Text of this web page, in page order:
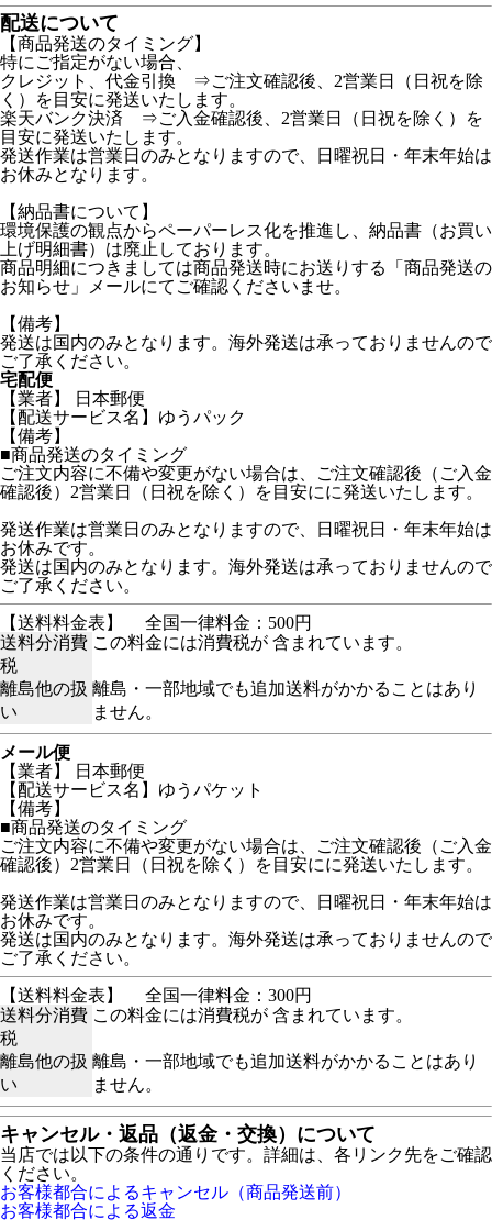
配送について
【商品発送のタイミング】
特にご指定がない場合、
クレジット、代金引換 ⇒ご注文確認後、2営業日（日祝を除
く）を目安に発送いたします。
楽天バンク決済 ⇒ご入金確認後、2営業日（日祝を除く）を
目安に発送いたします。
発送作業は営業日のみとなりますので、日曜祝日・年末年始は
お休みとなります。
【納品書について】
環境保護の観点からペーパーレス化を推進し、納品書（お買い
上げ明細書）は廃止しております。
商品明細につきましては商品発送時にお送りする「商品発送の
お知らせ」メールにてご確認くださいませ。
【備考】
発送は国内のみとなります。海外発送は承っておりませんので
ご了承ください。
宅配便
【業者】 日本郵便
【配送サービス名】ゆうパック
【備考】
■商品発送のタイミング
ご注文内容に不備や変更がない場合は、ご注文確認後（ご入金
確認後）2営業日（日祝を除く）を目安にに発送いたします。
発送作業は営業日のみとなりますので、日曜祝日・年末年始は
お休みです。
発送は国内のみとなります。海外発送は承っておりませんので
ご了承ください。
【送料料金表】
全国一律料金：500円
送料分消費
税
この料金には消費税が 含まれています。
離島他の扱
い
離島・一部地域でも追加送料がかかることはあり
ません。
メール便
【業者】 日本郵便
【配送サービス名】ゆうパケット
【備考】
■商品発送のタイミング
ご注文内容に不備や変更がない場合は、ご注文確認後（ご入金
確認後）2営業日（日祝を除く）を目安にに発送いたします。
発送作業は営業日のみとなりますので、日曜祝日・年末年始は
お休みです。
発送は国内のみとなります。海外発送は承っておりませんので
ご了承ください。
【送料料金表】
全国一律料金：300円
送料分消費
税
この料金には消費税が 含まれています。
離島他の扱
い
離島・一部地域でも追加送料がかかることはあり
ません。
キャンセル・返品（返金・交換）について
当店では以下の条件の通りです。詳細は、各リンク先をご確認
ください。
お客様都合によるキャンセル（商品発送前）
お客様都合による返金